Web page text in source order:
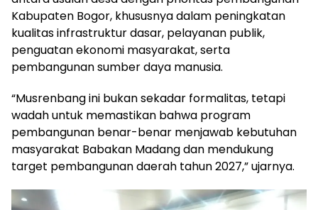
Kabupaten Bogor, khususnya dalam peningkatan
kualitas infrastruktur dasar, pelayanan publik,
penguatan ekonomi masyarakat, serta
pembangunan sumber daya manusia.
“Musrenbang ini bukan sekadar formalitas, tetapi
wadah untuk memastikan bahwa program
pembangunan benar-benar menjawab kebutuhan
masyarakat Babakan Madang dan mendukung
target pembangunan daerah tahun 2027,” ujarnya.